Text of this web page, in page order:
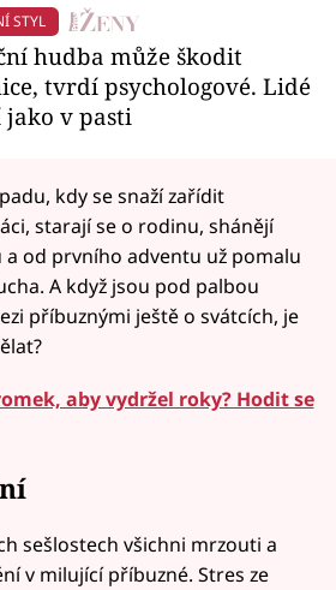
STYL
hudba může škodit
tvrdí psychologové. Lidé
jako v pasti
kdy se snaží zařídit
starají se o rodinu, shánějí
od prvního adventu už pomalu
A když jsou pod palbou
příbuznými ještě o svátcích, je
aby vydržel roky? Hodit se
sešlostech všichni mrzouti a
v milující příbuzné. Stres ze